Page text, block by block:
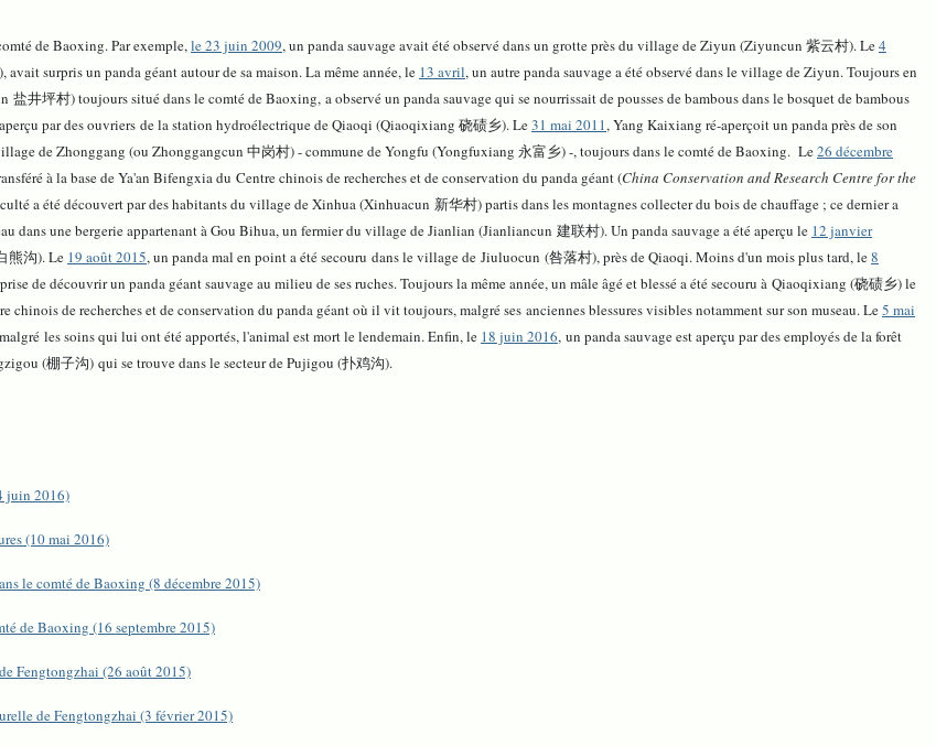
de Baoxing. Par exemple,le 23 juin 2009, un panda sauvage avait été observé dans un grotte près du village de Ziyun (Ziyuncun 紫云村). Le4
surpris un panda géant autour de sa maison. La même année, le 13 avril, un autre panda sauvage a été observé dans le village de Ziyun. Toujours en
坪村) toujours situé dans le comté de Baoxing, a observé un panda sauvage qui se nourrissait de pousses de bambous dans le bosquet de bambous
par des ouvriers de la station hydroélectrique de Qiaoqi (Qiaoqixiang 硗碛乡). Le31 mai 2011, Yang Kaixiang ré-aperçoit un panda près de son
de Zhonggang (ou Zhonggangcun 中岗村) - commune de Yongfu (Yongfuxiang 永富乡) -, toujours dans le comté de Baoxing. Le26 décembre
à la base de Ya'an Bifengxia du Centre chinois de recherches et de conservation du panda géant (China Conservation and Research Centre for the
a été découvert par des habitants du village de Xinhua (Xinhuacun 新华村) partis dans les montagnes collecter du bois de chauffage ; ce dernier a
dans une bergerie appartenant à Gou Bihua, un fermier du village de Jianlian (Jianliancun 建联村). Un panda sauvage a été aperçu le 12 janvier
熊沟). Le 19 août 2015, un panda mal en point a été secouru dans le village de Jiuluocun (咎落村), près de Qiaoqi. Moins d'un mois plus tard, le8
de découvrir un panda géant sauvage au milieu de ses ruches. Toujours la même année, un mâle âgé et blessé a été secouru à Qiaoqixiang (硗碛乡) le
de recherches et de conservation du panda géant où il vit toujours, malgré ses anciennes blessures visibles notamment sur son museau. Le5 mai
les soins qui lui ont été apportés, l'animal est mort le lendemain. Enfin, le 18 juin 2016, un panda sauvage est aperçu par des employés de la forêt
(棚子沟) qui se trouve dans le secteur de Pujigou (扑鸡沟).
juin 2016)
(10 mai 2016)
le comté de Baoxing (8 décembre 2015)
de Baoxing (16 septembre 2015)
Fengtongzhai (26 août 2015)
de Fengtongzhai (3 février 2015)